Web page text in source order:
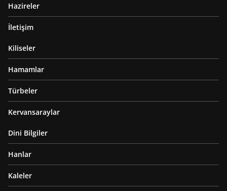
Hazireler
İletişim
Kiliseler
Hamamlar
Türbeler
Kervansaraylar
Dini Bilgiler
Hanlar
Kaleler